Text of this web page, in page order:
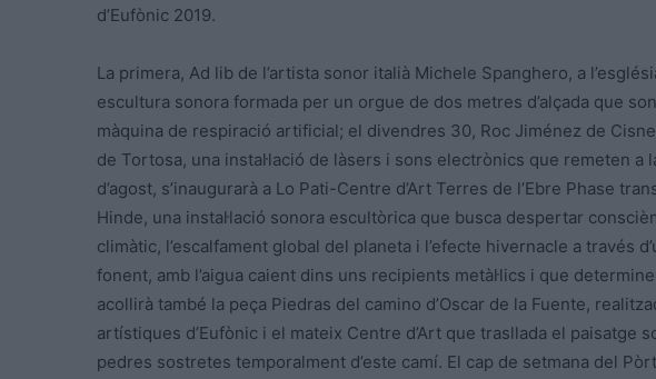
d’Eufònic 2019.
La primera, Ad lib de l’artista sonor italià Michele Spanghero, a
escultura sonora formada per un orgue de dos metres d’alçada que
màquina de respiració artificial; el divendres 30, Roc Jiménez de
de Tortosa, una instal·lació de làsers i sons electrònics que remeten a
d’agost, s’inaugurarà a Lo Pati-Centre d’Art Terres de l’Ebre Phase
Hinde, una instal·lació sonora escultòrica que busca despertar
climàtic, l’escalfament global del planeta i l’efecte hivernacle a través
fonent, amb l’aigua caient dins uns recipients metàl·lics i que
acollirà també la peça Piedras del camino d’Oscar de la Fuente,
artístiques d’Eufònic i el mateix Centre d’Art que trasllada el paisatge
pedres sostretes temporalment d’este camí. El cap de setmana del